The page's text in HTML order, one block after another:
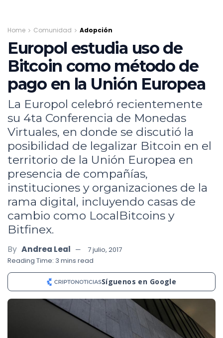
Home Comunidad Adopción
Europol estudia uso de
Bitcoin como método de
pago en la Unión Europea
La Europol celebró recientemente
su 4ta Conferencia de Monedas
Virtuales, en donde se discutió la
posibilidad de legalizar Bitcoin en el
territorio de la Unión Europea en
presencia de compañías,
instituciones y organizaciones de la
rama digital, incluyendo casas de
cambio como LocalBitcoins y
Bitfinex.
By Andrea Leal
7 julio, 2017
Reading Time: 3 mins read
Síguenos en Google